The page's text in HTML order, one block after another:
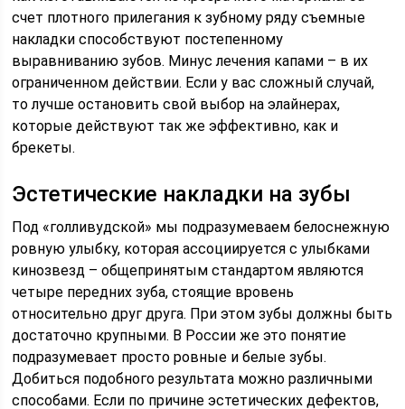
счет плотного прилегания к зубному ряду съемные
накладки способствуют постепенному
выравниванию зубов. Минус лечения капами – в их
ограниченном действии. Если у вас сложный случай,
то лучше остановить свой выбор на элайнерах,
которые действуют так же эффективно, как и
брекеты.
Эстетические накладки на зубы
Под «голливудской» мы подразумеваем белоснежную
ровную улыбку, которая ассоциируется с улыбками
кинозвезд – общепринятым стандартом являются
четыре передних зуба, стоящие вровень
относительно друг друга. При этом зубы должны быть
достаточно крупными. В России же это понятие
подразумевает просто ровные и белые зубы.
Добиться подобного результата можно различными
способами. Если по причине эстетических дефектов,